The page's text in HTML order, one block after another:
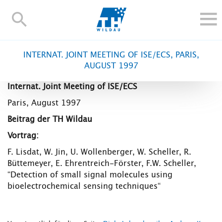
TH-
FORSCHUNG UND TRANSFER
Blogs Kontakt und Anfahrt Webmail Moodle
TH Online-Portal Personensuche English
INTERNAT. JOINT MEETING OF ISE/ECS, PARIS,
AUGUST 1997
Internat. Joint Meeting of ISE/ECS
Paris, August 1997
Beitrag der TH Wildau
Vortrag:
F. Lisdat, W. Jin, U. Wollenberger, W. Scheller, R.
Büttemeyer, E. Ehrentreich-Förster, F.W. Scheller,
“Detection of small signal molecules using
bioelectrochemical sensing techniques“